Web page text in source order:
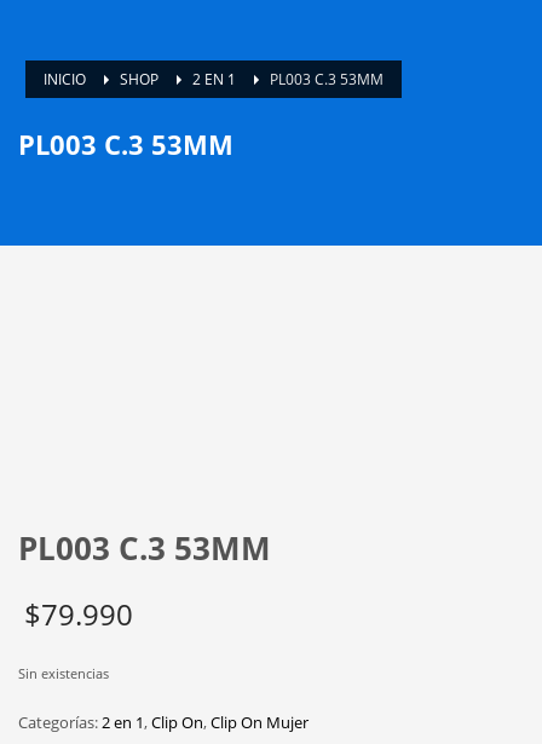
INICIO SHOP 2 EN 1 PL003 C.3 53MM
PL003 C.3 53MM
PL003 C.3 53MM
$79.990
Sin existencias
Categorías:2 en 1,Clip On,Clip On Mujer